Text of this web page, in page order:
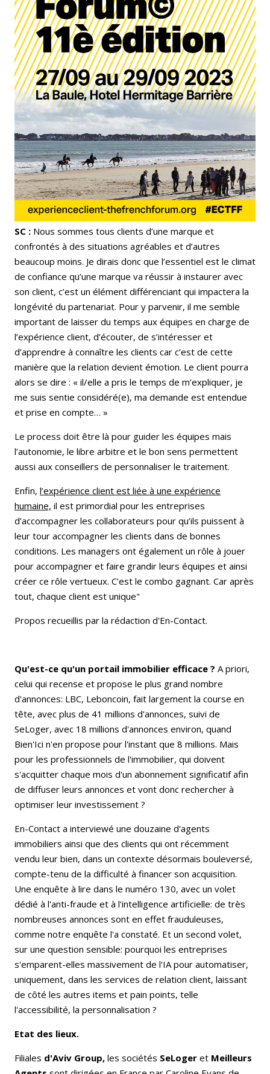
SC : Nous sommes tous clients d’une marque et
confrontés à des situations agréables et d’autres
beaucoup moins. Je dirais donc que l’essentiel est le climat
de confiance qu’une marque va réussir à instaurer avec
son client, c’est un élément différenciant qui impactera la
longévité du partenariat. Pour y parvenir, il me semble
important de laisser du temps aux équipes en charge de
l’expérience client, d’écouter, de s’intéresser et
d’apprendre à connaître les clients car c’est de cette
manière que la relation devient émotion. Le client pourra
alors se dire : « il/elle a pris le temps de m’expliquer, je
me suis sentie considéré(e), ma demande est entendue
et prise en compte… »
Le process doit être là pour guider les équipes mais
l’autonomie, le libre arbitre et le bon sens permettent
aussi aux conseillers de personnaliser le traitement.
Enfin, l’expérience client est liée à une expérience
humaine, il est primordial pour les entreprises
d’accompagner les collaborateurs pour qu’ils puissent à
leur tour accompagner les clients dans de bonnes
conditions. Les managers ont également un rôle à jouer
pour accompagner et faire grandir leurs équipes et ainsi
créer ce rôle vertueux. C’est le combo gagnant. Car après
tout, chaque client est unique"
Propos recueillis par la rédaction d'En-Contact.
Qu'est-ce qu'un portail immobilier efficace ? A priori,
celui qui recense et propose le plus grand nombre
d'annonces: LBC, Leboncoin, fait largement la course en
tête, avec plus de 41 millions d'annonces, suivi de
SeLoger, avec 18 millions d'annonces environ, quand
Bien'Ici n'en propose pour l'instant que 8 millions. Mais
pour les professionnels de l'immobilier, qui doivent
s'acquitter chaque mois d'un abonnement significatif afin
de diffuser leurs annonces et vont donc rechercher à
optimiser leur investissement ?
En-Contact a interviewé une douzaine d'agents
immobiliers ainsi que des clients qui ont récemment
vendu leur bien, dans un contexte désormais bouleversé,
compte-tenu de la difficulté à financer son acquisition.
Une enquête à lire dans le numéro 130, avec un volet
dédié à l'anti-fraude et à l'intelligence artificielle: de très
nombreuses annonces sont en effet frauduleuses,
comme notre enquête l'a constaté. Et un second volet,
sur une question sensible: pourquoi les entreprises
s'emparent-elles massivement de l'IA pour automatiser,
uniquement, dans les services de relation client, laissant
de côté les autres items et pain points, telle
l'accessibilité, la personnalisation ?
Etat des lieux.
Filiales d'Aviv Group, les sociétés SeLoger et Meilleurs